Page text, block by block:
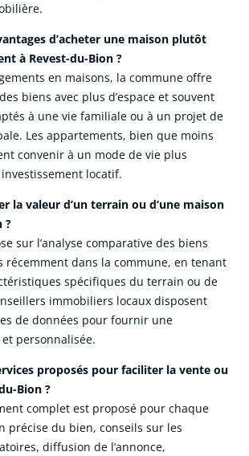
d’acheter une maison plutôt
à Revest-du-Bion ?
en maisons, la commune offre
biens avec plus d’espace et souvent
à une vie familiale ou à un projet de
Les appartements, bien que moins
convenir à un mode de vie plus
locatif.
la valeur d’un terrain ou d’une maison
?
sur l’analyse comparative des biens
récemment dans la commune, en tenant
spécifiques du terrain ou de
immobiliers locaux disposent
de données pour fournir une
personnalisée.
proposés pour faciliter la vente ou
Bion ?
complet est proposé pour chaque
précise du bien, conseils sur les
diffusion de l’annonce,